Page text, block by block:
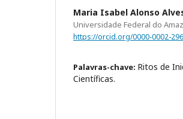
Maria Isabel Alonso
Universidade Federal do
https://orcid.org/0000-0002-
Palavras-chave: Ritos de
Científicas.